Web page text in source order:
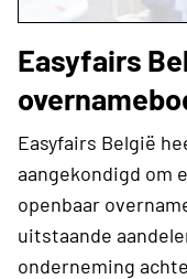
Easyfairs
Easyfairs België
aangekondigd om
openbaar
uitstaande
onderneming